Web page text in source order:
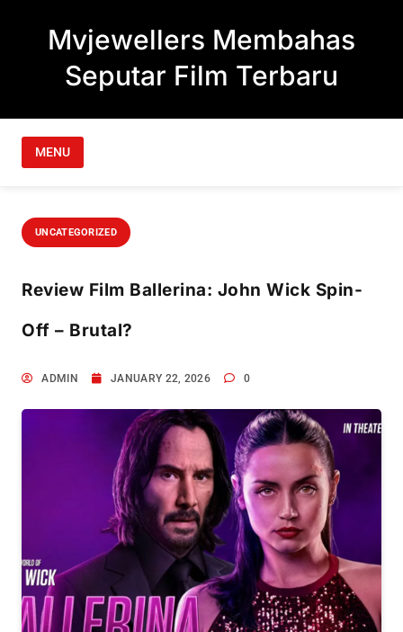
Mvjewellers Membahas
Seputar Film Terbaru
MENU
UNCATEGORIZED
Review Film Ballerina: John Wick Spin-
Off – Brutal?
ADMIN JANUARY 22, 2026 0